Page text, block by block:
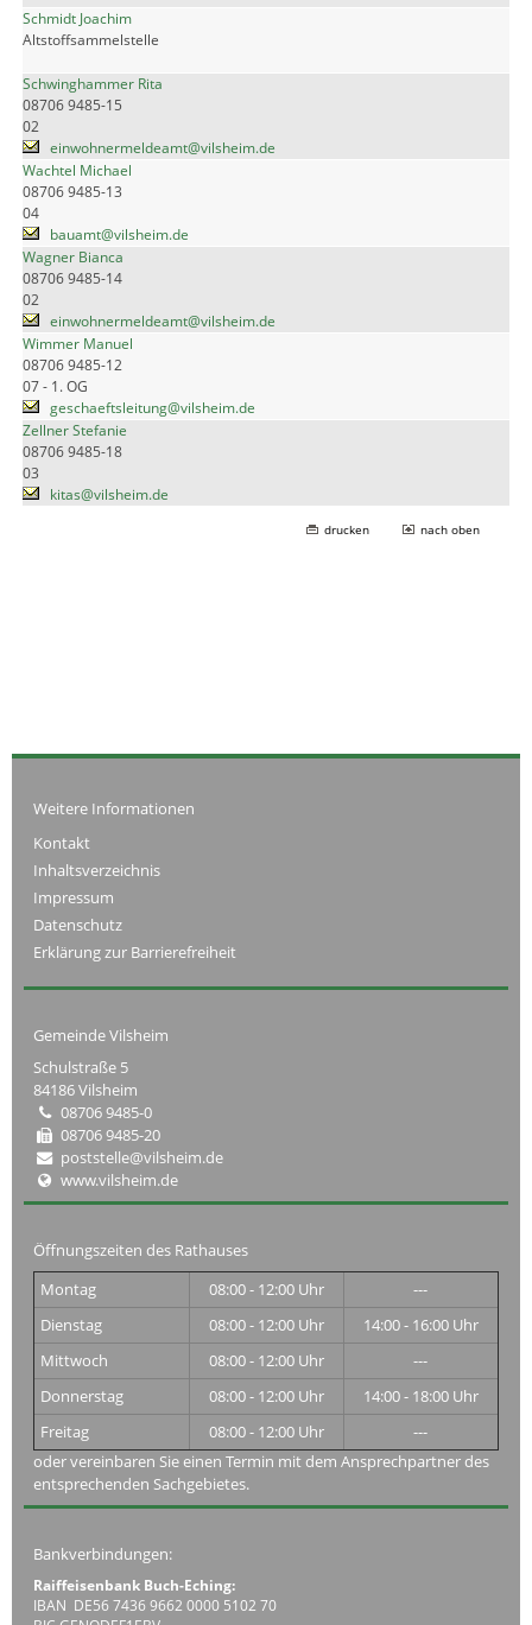
Schmidt Joachim
Altstoffsammelstelle
Schwinghammer Rita
08706 9485-15
02
einwohnermeldeamt@vilsheim.de
Wachtel Michael
08706 9485-13
04
bauamt@vilsheim.de
Wagner Bianca
08706 9485-14
02
einwohnermeldeamt@vilsheim.de
Wimmer Manuel
08706 9485-12
07 - 1. OG
geschaeftsleitung@vilsheim.de
Zellner Stefanie
08706 9485-18
03
kitas@vilsheim.de
drucken nach oben
Weitere Informationen
Kontakt
Inhaltsverzeichnis
Impressum
Datenschutz
Erklärung zur Barrierefreiheit
Gemeinde Vilsheim
Schulstraße 5
84186 Vilsheim
08706 9485-0
08706 9485-20
poststelle@vilsheim.de
www.vilsheim.de
Öffnungszeiten des Rathauses
Montag
08:00 - 12:00 Uhr
---
Dienstag
08:00 - 12:00 Uhr
14:00 - 16:00 Uhr
Mittwoch
08:00 - 12:00 Uhr
---
Donnerstag
08:00 - 12:00 Uhr
14:00 - 18:00 Uhr
Freitag
08:00 - 12:00 Uhr
---
oder vereinbaren Sie einen Termin mit dem Ansprechpartner des
entsprechenden Sachgebietes.
Bankverbindungen:
Raiffeisenbank Buch-Eching:
IBAN DE56 7436 9662 0000 5102 70